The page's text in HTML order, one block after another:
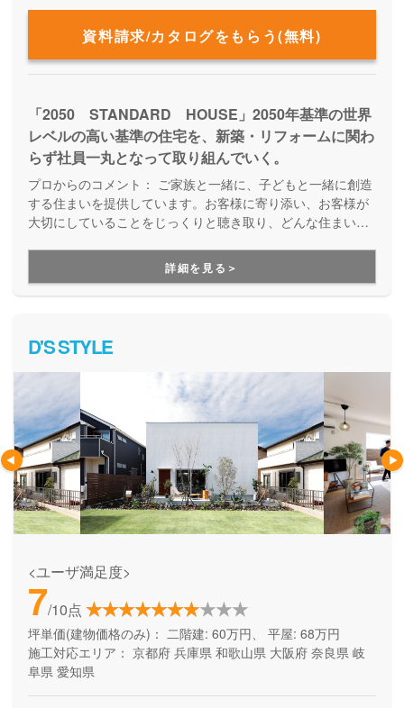
資料請求/カタログをもらう(無料)
「2050 STANDARD HOUSE」2050年基準の世界
レベルの高い基準の住宅を、新築・リフォームに関わ
らず社員一丸となって取り組んでいく。
プロからのコメント： ご家族と一緒に、子どもと一緒に創造
する住まいを提供しています。お客様に寄り添い、お客様が
大切にしていることをじっくりと聴き取り、どんな住まいが
働き世帯や子育てママに最適な家づくりのアイディアも豊富
で、家族が喜ぶ家づくりができます。
詳細を見る＞
D'S STYLE
<ユーザ満足度>
7/10点
坪単価(建物価格のみ)： 二階建: 60万円、 平屋: 68万円
施工対応エリア： 京都府 兵庫県 和歌山県 大阪府 奈良県 岐
阜県 愛知県